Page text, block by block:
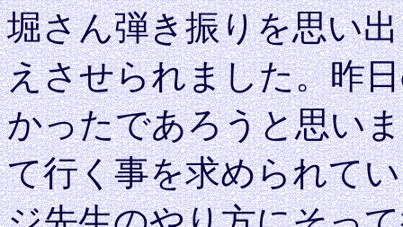
堀さん弾き振りを思い
えさせられました。昨
かったであろうと思い
て行く事を求められて